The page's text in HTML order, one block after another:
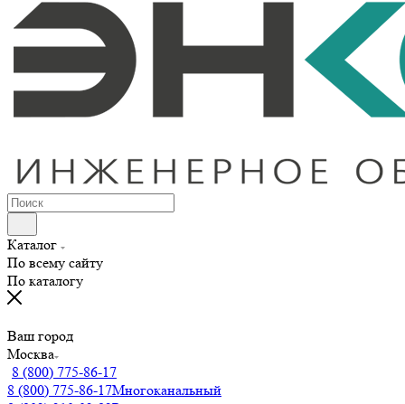
Каталог
По всему сайту
По каталогу
Ваш город
Москва
8 (800) 775-86-17
8 (800) 775-86-17Многоканальный